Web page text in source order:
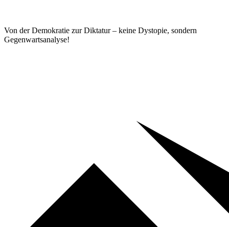
Von der Demokratie zur Diktatur – keine Dystopie, sondern
Gegenwartsanalyse!